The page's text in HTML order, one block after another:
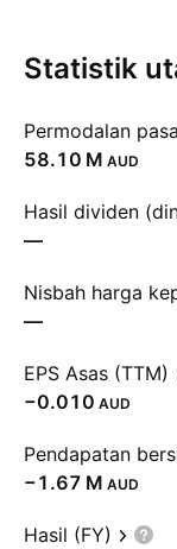
Statistik
Permodalan
‪58.10 M‬ AUD
Hasil dividen
—
Nisbah harga
—
EPS Asas (TTM)
−0.010 AUD
Pendapatan
‪−1.67 M‬ AUD
Hasil (FY)